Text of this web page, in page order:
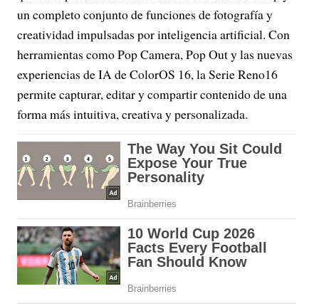
un completo conjunto de funciones de fotografía y
creatividad impulsadas por inteligencia artificial. Con
herramientas como Pop Camera, Pop Out y las nuevas
experiencias de IA de ColorOS 16, la Serie Reno16
permite capturar, editar y compartir contenido de una
forma más intuitiva, creativa y personalizada.